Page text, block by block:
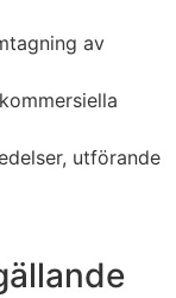
av
utförande